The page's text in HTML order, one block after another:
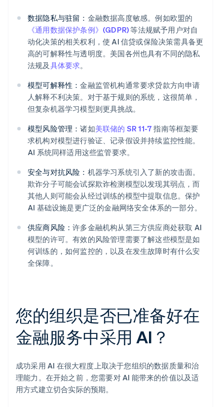
数据隐私与驻留： 金融数据高度敏感。例如欧盟的
《通用数据保护条例》(GDPR)等法规赋予用户对自
动化决策的相关权利，使 AI 信贷或保险决策需具备更
高的可解释性与透明度。美国各州也具有不同的隐私
法规及 具体要求。
模型可解释性：金融监管机构通常要求贷款方向申请
人解释不利决策。对于基于规则的系统，这很简单，
但复杂机器学习模型则更具挑战。
模型风险管理：诸如美联储的 SR 11-7 指南等框架要
求机构对模型进行验证、记录假设并持续监控性能。
AI 系统同样适用这些监管要求。
安全与对抗风险： 机器学习系统引入了新的攻击面。
欺诈分子可能会试探欺诈检测模型以发现其弱点，而
其他人则可能会从经过训练的模型中提取信息。保护
AI 基础设施是更广泛的金融网络安全体系的一部分。
供应商风险：许多金融机构从第三方供应商处获取 AI
模型的许可。有效的风险管理需要了解这些模型是如
何训练的，如何监控的，以及在发生故障时有什么安
全保障。
您的组织是否已准备好在
金融服务中采用 AI？
成功采用 AI 在很大程度上取决于您组织的数据质量和治
理能力。在开始之前，您需要对 AI 能带来的价值以及适
用方式建立切合实际的预期。